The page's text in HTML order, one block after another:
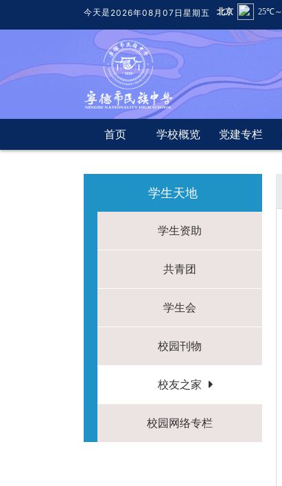
今天是 2026年08月07日星期五
首页 学校概览 党建专栏
学生天地
学生资助
共青团
学生会
校园刊物
校友之家
校园网络专栏